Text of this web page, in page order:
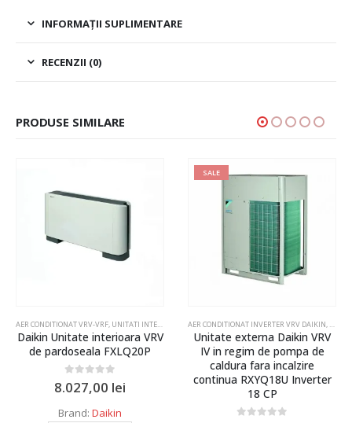
INFORMAȚII SUPLIMENTARE
RECENZII (0)
PRODUSE SIMILARE
VRV-VRF
AER CONDITIONAT VRV-VRF, UNITATI INTERIOARE DAIKIN VRV
Daikin Unitate interioara VRV
de pardoseala FXLQ20P
0out of 5
8.027,00 lei
Brand: Daikin
SALE
AER CONDITIONAT INVERTER VRV DAIKIN, AER
Unitate externa Daikin VRV
IV in regim de pompa de
caldura fara incalzire
continua RXYQ18U Inverter
18 CP